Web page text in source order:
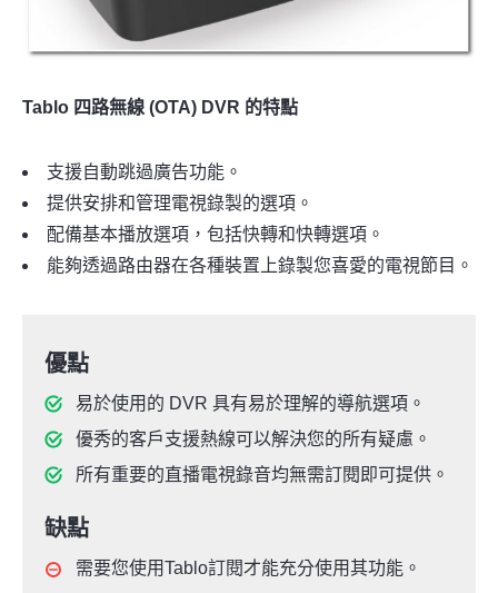
Tablo 四路無線 (OTA) DVR 的特點
支援自動跳過廣告功能。
提供安排和管理電視錄製的選項。
配備基本播放選項，包括快轉和快轉選項。
能夠透過路由器在各種裝置上錄製您喜愛的電視節目。
優點
易於使用的 DVR 具有易於理解的導航選項。
優秀的客戶支援熱線可以解決您的所有疑慮。
所有重要的直播電視錄音均無需訂閱即可提供。
缺點
需要您使用Tablo訂閱才能充分使用其功能。